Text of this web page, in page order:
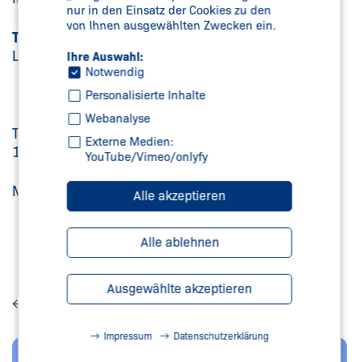
Tobias Thiesmann,
Manager System- und
Lösungsvertrieb
Termin: Donnerstag, 6. Juni 2024
11:00 Uhr
Melden Sie sich einfach unter diesem
Zurück
nur in den Einsatz der Cookies zu den
von Ihnen ausgewählten Zwecken ein.
Ihre Auswahl:
Notwendig
Personalisierte Inhalte
Webanalyse
Externe Medien:
YouTube/Vimeo/onlyfy
Alle akzeptieren
Alle ablehnen
Ausgewählte akzeptieren
Impressum Datenschutzerklärung